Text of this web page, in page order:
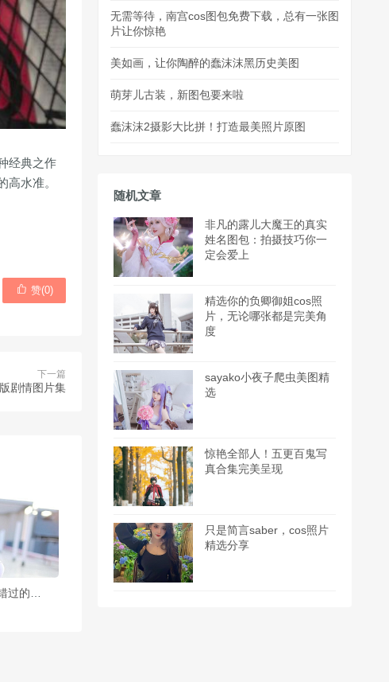
经典之作
水准。
 赞(0)
下一篇
剧情图片集
无需等待，南宫cos图包免费下载，总有一张图
片让你惊艳
美如画，让你陶醉的蠢沫沫黑历史美图
萌芽儿古装，新图包要来啦
蠢沫沫2摄影大比拼！打造最美照片原图
随机文章
非凡的露儿大魔王的真实
姓名图包：拍摄技巧你一
定会爱上
精选你的负卿御姐cos照
片，无论哪张都是完美角
度
sayako小夜子爬虫美图精
选
惊艳全部人！五更百鬼写
真合集完美呈现
只是简言saber，cos照片
精选分享